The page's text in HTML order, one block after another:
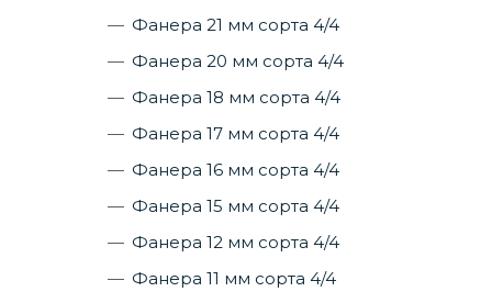
Фанера 21 мм сорта 4/4
Фанера 20 мм сорта 4/4
Фанера 18 мм сорта 4/4
Фанера 17 мм сорта 4/4
Фанера 16 мм сорта 4/4
Фанера 15 мм сорта 4/4
Фанера 12 мм сорта 4/4
Фанера 11 мм сорта 4/4